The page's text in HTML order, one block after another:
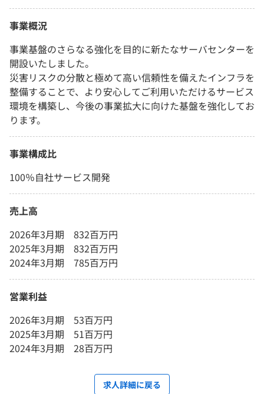
事業概況
事業基盤のさらなる強化を目的に新たなサーバセンターを
開設いたしました。
災害リスクの分散と極めて高い信頼性を備えたインフラを
整備することで、より安心してご利用いただけるサービス
環境を構築し、今後の事業拡大に向けた基盤を強化してお
ります。
事業構成比
100％自社サービス開発
売上高
2026年3月期 832百万円
2025年3月期 832百万円
2024年3月期 785百万円
営業利益
2026年3月期 53百万円
2025年3月期 51百万円
2024年3月期 28百万円
求人詳細に戻る